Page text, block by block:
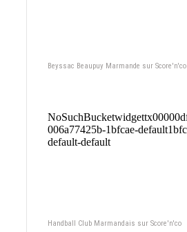
Beyssac Beaupuy Marmande sur Score'n'co
Handball Club Marmandais sur Score'n'co